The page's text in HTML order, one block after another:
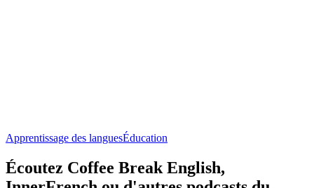
Apprentissage des languesÉducation
Écoutez Coffee Break English,